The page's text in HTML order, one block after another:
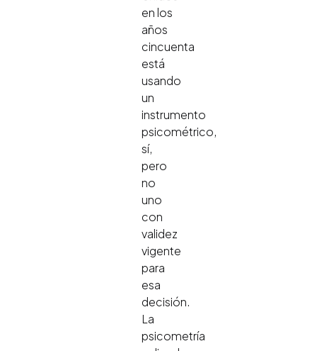
en los
años
cincuenta
está
usando
un
instrumento
psicométrico,
sí,
pero
no
uno
con
validez
vigente
para
esa
decisión.
La
psicometría